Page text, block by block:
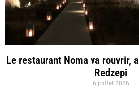
Le restaurant Noma va rouvrir,
Redzepi
6 juillet 2026